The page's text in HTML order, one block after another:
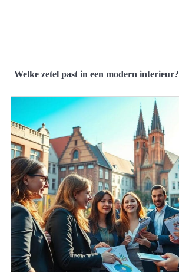
Welke zetel past in een modern interieur?